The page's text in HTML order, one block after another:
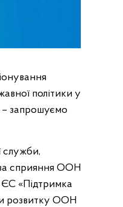
політики у
– запрошуємо
служби,
сприяння ООН
ЄС «Підтримка
розвитку ООН